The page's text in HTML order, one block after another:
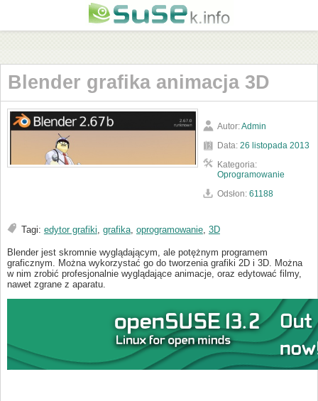
Blender grafika animacja 3D
Autor:Admin
Data:26 listopada 2013
Kategoria:
Oprogramowanie
Odsłon:61188
Tagi: edytor grafiki, grafika, oprogramowanie, 3D
Blender jest skromnie wyglądającym, ale potężnym programem
graficznym. Można wykorzystać go do tworzenia grafiki 2D i 3D. Można
w nim zrobić profesjonalnie wyglądające animacje, oraz edytować filmy,
nawet zgrane z aparatu.